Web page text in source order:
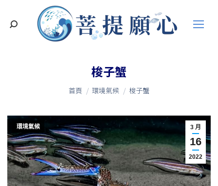
搜
梭子蟹
您在這裡：
首頁 環境氣候 梭子蟹
3 月
16
2022
環境氣候